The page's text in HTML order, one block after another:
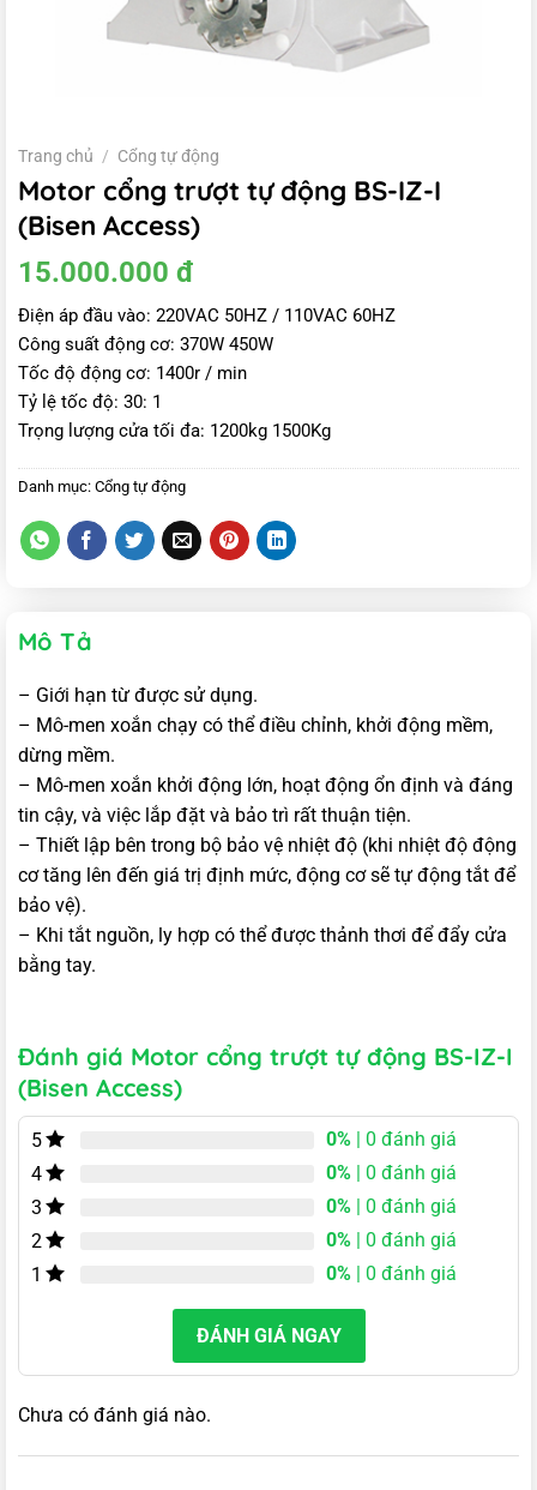
Trang chủ / Cổng tự động
Motor cổng trượt tự động BS-IZ-I
(Bisen Access)
15.000.000 đ
Điện áp đầu vào: 220VAC 50HZ / 110VAC 60HZ
Công suất động cơ: 370W 450W
Tốc độ động cơ: 1400r / min
Tỷ lệ tốc độ: 30: 1
Trọng lượng cửa tối đa: 1200kg 1500Kg
Danh mục: Cổng tự động
Mô Tả
– Giới hạn từ được sử dụng.
– Mô-men xoắn chạy có thể điều chỉnh, khởi động mềm,
dừng mềm.
– Mô-men xoắn khởi động lớn, hoạt động ổn định và đáng
tin cậy, và việc lắp đặt và bảo trì rất thuận tiện.
– Thiết lập bên trong bộ bảo vệ nhiệt độ (khi nhiệt độ động
cơ tăng lên đến giá trị định mức, động cơ sẽ tự động tắt để
bảo vệ).
– Khi tắt nguồn, ly hợp có thể được thảnh thơi để đẩy cửa
bằng tay.
Đánh giá Motor cổng trượt tự động BS-IZ-I
(Bisen Access)
5 0% | 0 đánh giá
4
0% | 0 đánh giá
3
0% | 0 đánh giá
2
0% | 0 đánh giá
1
0% | 0 đánh giá
ĐÁNH GIÁ NGAY
Chưa có đánh giá nào.